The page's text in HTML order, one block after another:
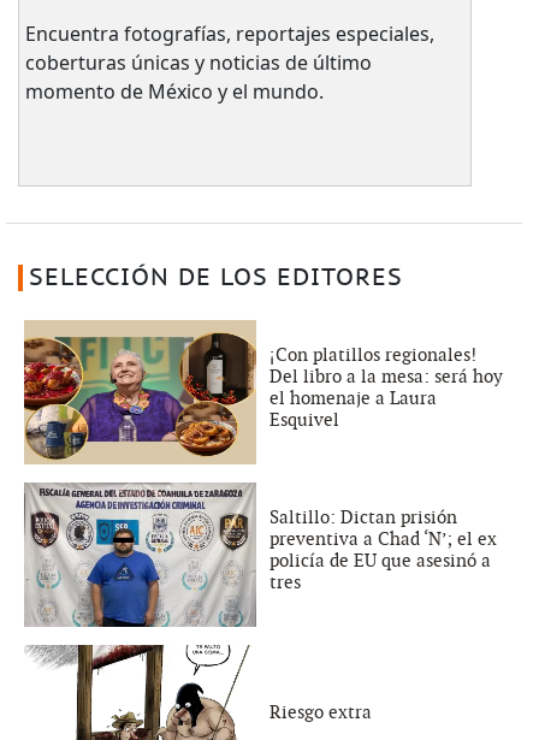
Encuentra fotografías, reportajes especiales,
coberturas únicas y noticias de último
momento de México y el mundo.
SELECCIÓN DE LOS EDITORES
¡Con platillos regionales!
Del libro a la mesa: será hoy
el homenaje a Laura
Esquivel
Saltillo: Dictan prisión
preventiva a Chad ‘N’; el ex
policía de EU que asesinó a
tres
Riesgo extra